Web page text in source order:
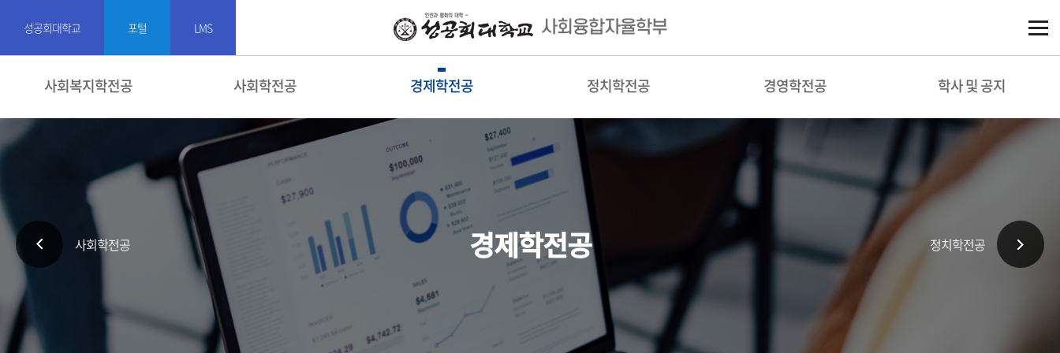
성공회대학교 포털 LMS 사회융합자율학부
사회복지학전공 사회학전공 경제학전공 정치학전공 경영학전공 학사 및 공지
사회학전공 정치학전공
경제학전공